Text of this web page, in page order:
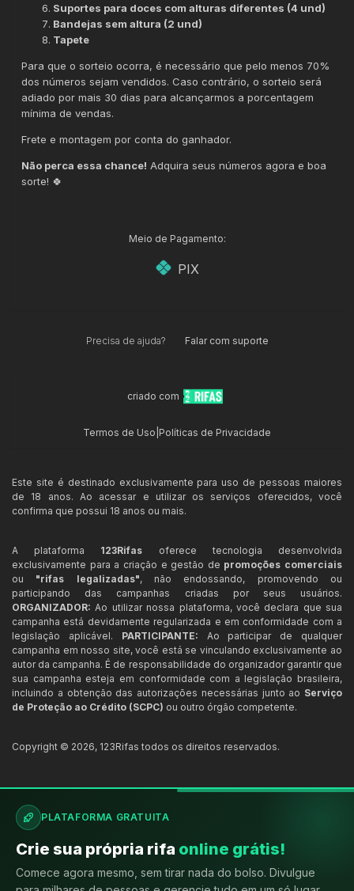
Suportes para doces com alturas diferentes (4 und)
Bandejas sem altura (2 und)
Tapete
Para que o sorteio ocorra, é necessário que pelo menos 70%
dos números sejam vendidos. Caso contrário, o sorteio será
adiado por mais 30 dias para alcançarmos a porcentagem
mínima de vendas.
Frete e montagem por conta do ganhador.
Não perca essa chance! Adquira seus números agora e boa
sorte! 🍀
Meio de Pagamento:
PIX
Precisa de ajuda? Falar com suporte
criado com
Termos de Uso Políticas de Privacidade
Este site é destinado exclusivamente para uso de pessoas maiores
de 18 anos. Ao acessar e utilizar os serviços oferecidos, você
confirma que possui 18 anos ou mais.
A plataforma 123Rifas oferece tecnologia desenvolvida
exclusivamente para a criação e gestão de promoções comerciais
ou "rifas legalizadas", não endossando, promovendo ou
participando das campanhas criadas por seus usuários.
ORGANIZADOR: Ao utilizar nossa plataforma, você declara que sua
campanha está devidamente regularizada e em conformidade com a
legislação aplicável. PARTICIPANTE: Ao participar de qualquer
campanha em nosso site, você está se vinculando exclusivamente ao
autor da campanha. É de responsabilidade do organizador garantir que
sua campanha esteja em conformidade com a legislação brasileira,
incluindo a obtenção das autorizações necessárias junto ao Serviço
de Proteção ao Crédito (SCPC) ou outro órgão competente.
Copyright © 2026, 123Rifas todos os direitos reservados.
PLATAFORMA GRATUITA
Crie sua própria rifa online grátis!
Comece agora mesmo, sem tirar nada do bolso. Divulgue